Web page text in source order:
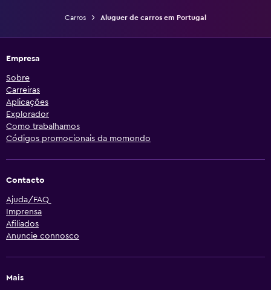
Carros Aluguer de carros em Portugal
Empresa
Sobre
Carreiras
Aplicações
Explorador
Como trabalhamos
Códigos promocionais da momondo
Contacto
Ajuda/FAQ
Imprensa
Afiliados
Anuncie connosco
Mais